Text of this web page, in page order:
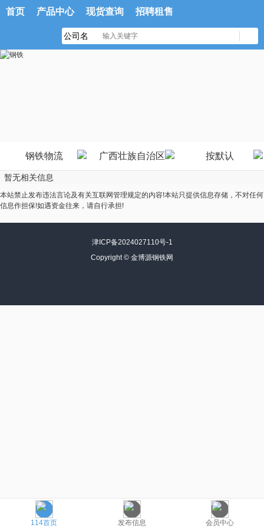
首页 产品中心 现货查询 招聘租售
钢铁物流 广西壮族自治区 按默认
暂无相关信息
114首页 发布信息 会员中心
本站禁止发布违法言论及有关互联网管理规定的内容!本站只提供信息存储，不对任何
信息作担保!如遇资金往来，请自行承担!
津ICP备2024027110号-1
Copyright © 金博源钢铁网